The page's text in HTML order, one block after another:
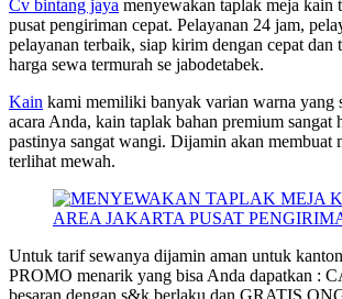
Cv bintang jaya menyewakan taplak meja kain
pusat pengiriman cepat. Pelayanan 24 jam,
pelayanan terbaik, siap kirim dengan cepat dan
harga sewa termurah se jabodetabek.
Kain kami memiliki banyak varian warna yang
acara Anda, kain taplak bahan premium sangat
pastinya sangat wangi. Dijamin akan membuat
terlihat mewah.
Untuk tarif sewanya dijamin aman untuk
PROMO menarik yang bisa Anda dapatkan :
besaran dengan s&k berlaku dan GRATIS